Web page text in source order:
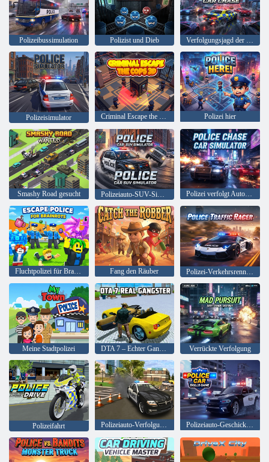
Polizeibussimulation Polizist und Dieb
Polizeisimulator Criminal Escape the Cops 3D Polizei hier
Smashy Road gesucht Polizeiauto-SUV-Simulator Polizei verfolgt Autosimulator
Fluchtpolizei für Brainrots Fang den Räuber Polizei-Verkehrsrennfahrer
Meine Stadtpolizei DTA 7 – Echter Gangster Verrückte Verfolgung
Polizeifahrt Polizeiauto-Verfolgungsjagd-Cop-Simulator Polizeiauto-Geschicklichkeitsspiel